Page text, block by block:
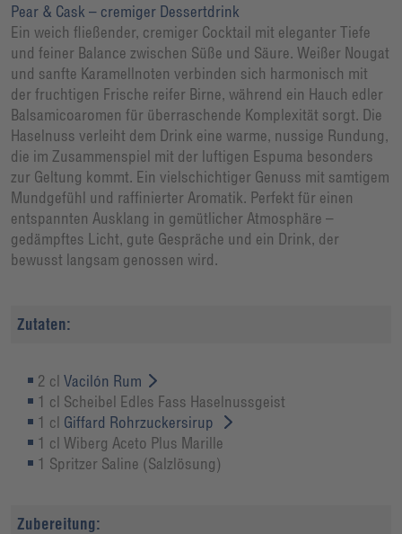
Pear & Cask – cremiger Dessertdrink
Ein weich fließender, cremiger Cocktail mit eleganter Tiefe
und feiner Balance zwischen Süße und Säure. Weißer Nougat
und sanfte Karamellnoten verbinden sich harmonisch mit
der fruchtigen Frische reifer Birne, während ein Hauch edler
Balsamicoaromen für überraschende Komplexität sorgt. Die
Haselnuss verleiht dem Drink eine warme, nussige Rundung,
die im Zusammenspiel mit der luftigen Espuma besonders
zur Geltung kommt. Ein vielschichtiger Genuss mit samtigem
Mundgefühl und raffinierter Aromatik. Perfekt für einen
entspannten Ausklang in gemütlicher Atmosphäre –
gedämpftes Licht, gute Gespräche und ein Drink, der
bewusst langsam genossen wird.
Zutaten:
2 cl Vacilón Rum
1 cl Scheibel Edles Fass Haselnussgeist
1 cl Giffard Rohrzuckersirup
1 cl Wiberg Aceto Plus Marille
1 Spritzer Saline (Salzlösung)
Zubereitung: